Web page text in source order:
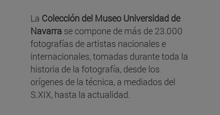
La Colección del Museo Universidad de
Navarra se compone de más de 23.000
fotografías de artistas nacionales e
internacionales, tomadas durante toda la
historia de la fotografía, desde los
orígenes de la técnica, a mediados del
S.XIX, hasta la actualidad.